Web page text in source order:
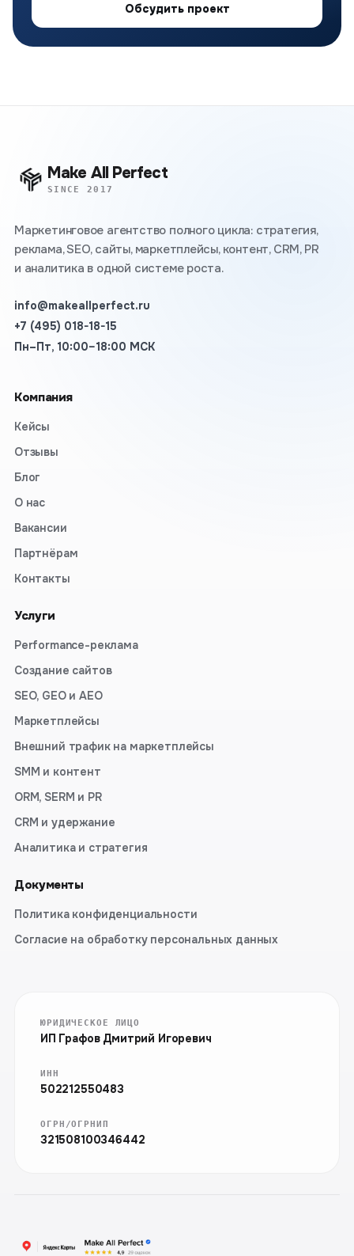
Обсудить проект
Make All Perfect
SINCE 2017
Маркетинговое агентство полного цикла: стратегия,
реклама, SEO, сайты, маркетплейсы, контент, CRM, PR
и аналитика в одной системе роста.
info@makeallperfect.ru
+7 (495) 018-18-15
Пн–Пт, 10:00–18:00 МСК
Компания
Кейсы
Отзывы
Блог
О нас
Вакансии
Партнёрам
Контакты
Услуги
Performance-реклама
Создание сайтов
SEO, GEO и AEO
Маркетплейсы
Внешний трафик на маркетплейсы
SMM и контент
ORM, SERM и PR
CRM и удержание
Аналитика и стратегия
Документы
Политика конфиденциальности
Согласие на обработку персональных данных
ЮРИДИЧЕСКОЕ ЛИЦО
ИП Графов Дмитрий Игоревич
ИНН
502212550483
ОГРН/ОГРНИП
321508100346442